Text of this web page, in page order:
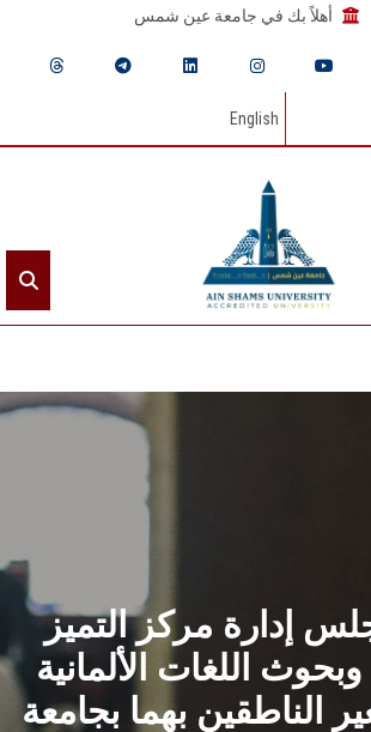
أهلاً بك في جامعة عين شمس
English
القطاعـات
الشئون الأكاديمية
البحث العلمي
إدارة مركز التميز
اللغات الألمانية
الناطقين بهما بجامعة